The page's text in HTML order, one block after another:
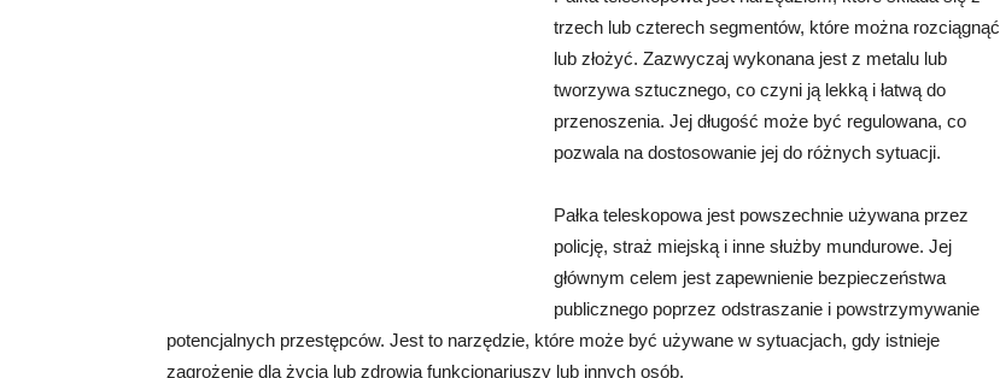
trzech lub czterech segmentów, które można rozciągnąć
lub złożyć. Zazwyczaj wykonana jest z metalu lub
tworzywa sztucznego, co czyni ją lekką i łatwą do
przenoszenia. Jej długość może być regulowana, co
pozwala na dostosowanie jej do różnych sytuacji.
Pałka teleskopowa jest powszechnie używana przez
policję, straż miejską i inne służby mundurowe. Jej
głównym celem jest zapewnienie bezpieczeństwa
publicznego poprzez odstraszanie i powstrzymywanie
potencjalnych przestępców. Jest to narzędzie, które może być używane w sytuacjach, gdy istnieje
zagrożenie dla życia lub zdrowia funkcjonariuszy lub innych osób.